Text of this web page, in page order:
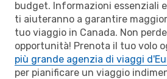
budget. Informazioni essenziali
ti aiuteranno a garantire
tuo viaggio in Canada. Non
opportunità! Prenota il tuo volo
più grande agenzia di viaggi
per pianificare un viaggio